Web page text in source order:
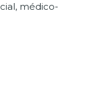
médico-